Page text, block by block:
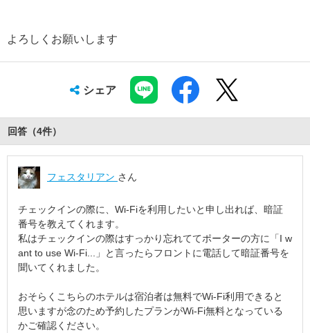
よろしくお願いします
シェア
回答（4件）
フェスタリアン さん
チェックインの際に、Wi-Fiを利用したいと申し出れば、暗証
番号を教えてくれます。
私はチェックインの際はすっかり忘れててポーターの方に「I w
ant to use Wi-Fi...」と言ったらフロントに電話して暗証番号を
聞いてくれました。
おそらくこちらのホテルは宿泊者は無料でWi-Fi利用できると
思いますが念のため予約したプランがWi-Fi無料となっている
かご確認ください。